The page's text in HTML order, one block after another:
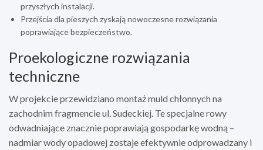
przyszłych instalacji.
Przejścia dla pieszych zyskają nowoczesne rozwiązania
poprawiające bezpieczeństwo.
Proekologiczne rozwiązania
techniczne
W projekcie przewidziano montaż muld chłonnych na
zachodnim fragmencie ul. Sudeckiej. Te specjalne rowy
odwadniające znacznie poprawiają gospodarkę wodną –
nadmiar wody opadowej zostaje efektywnie odprowadzany i